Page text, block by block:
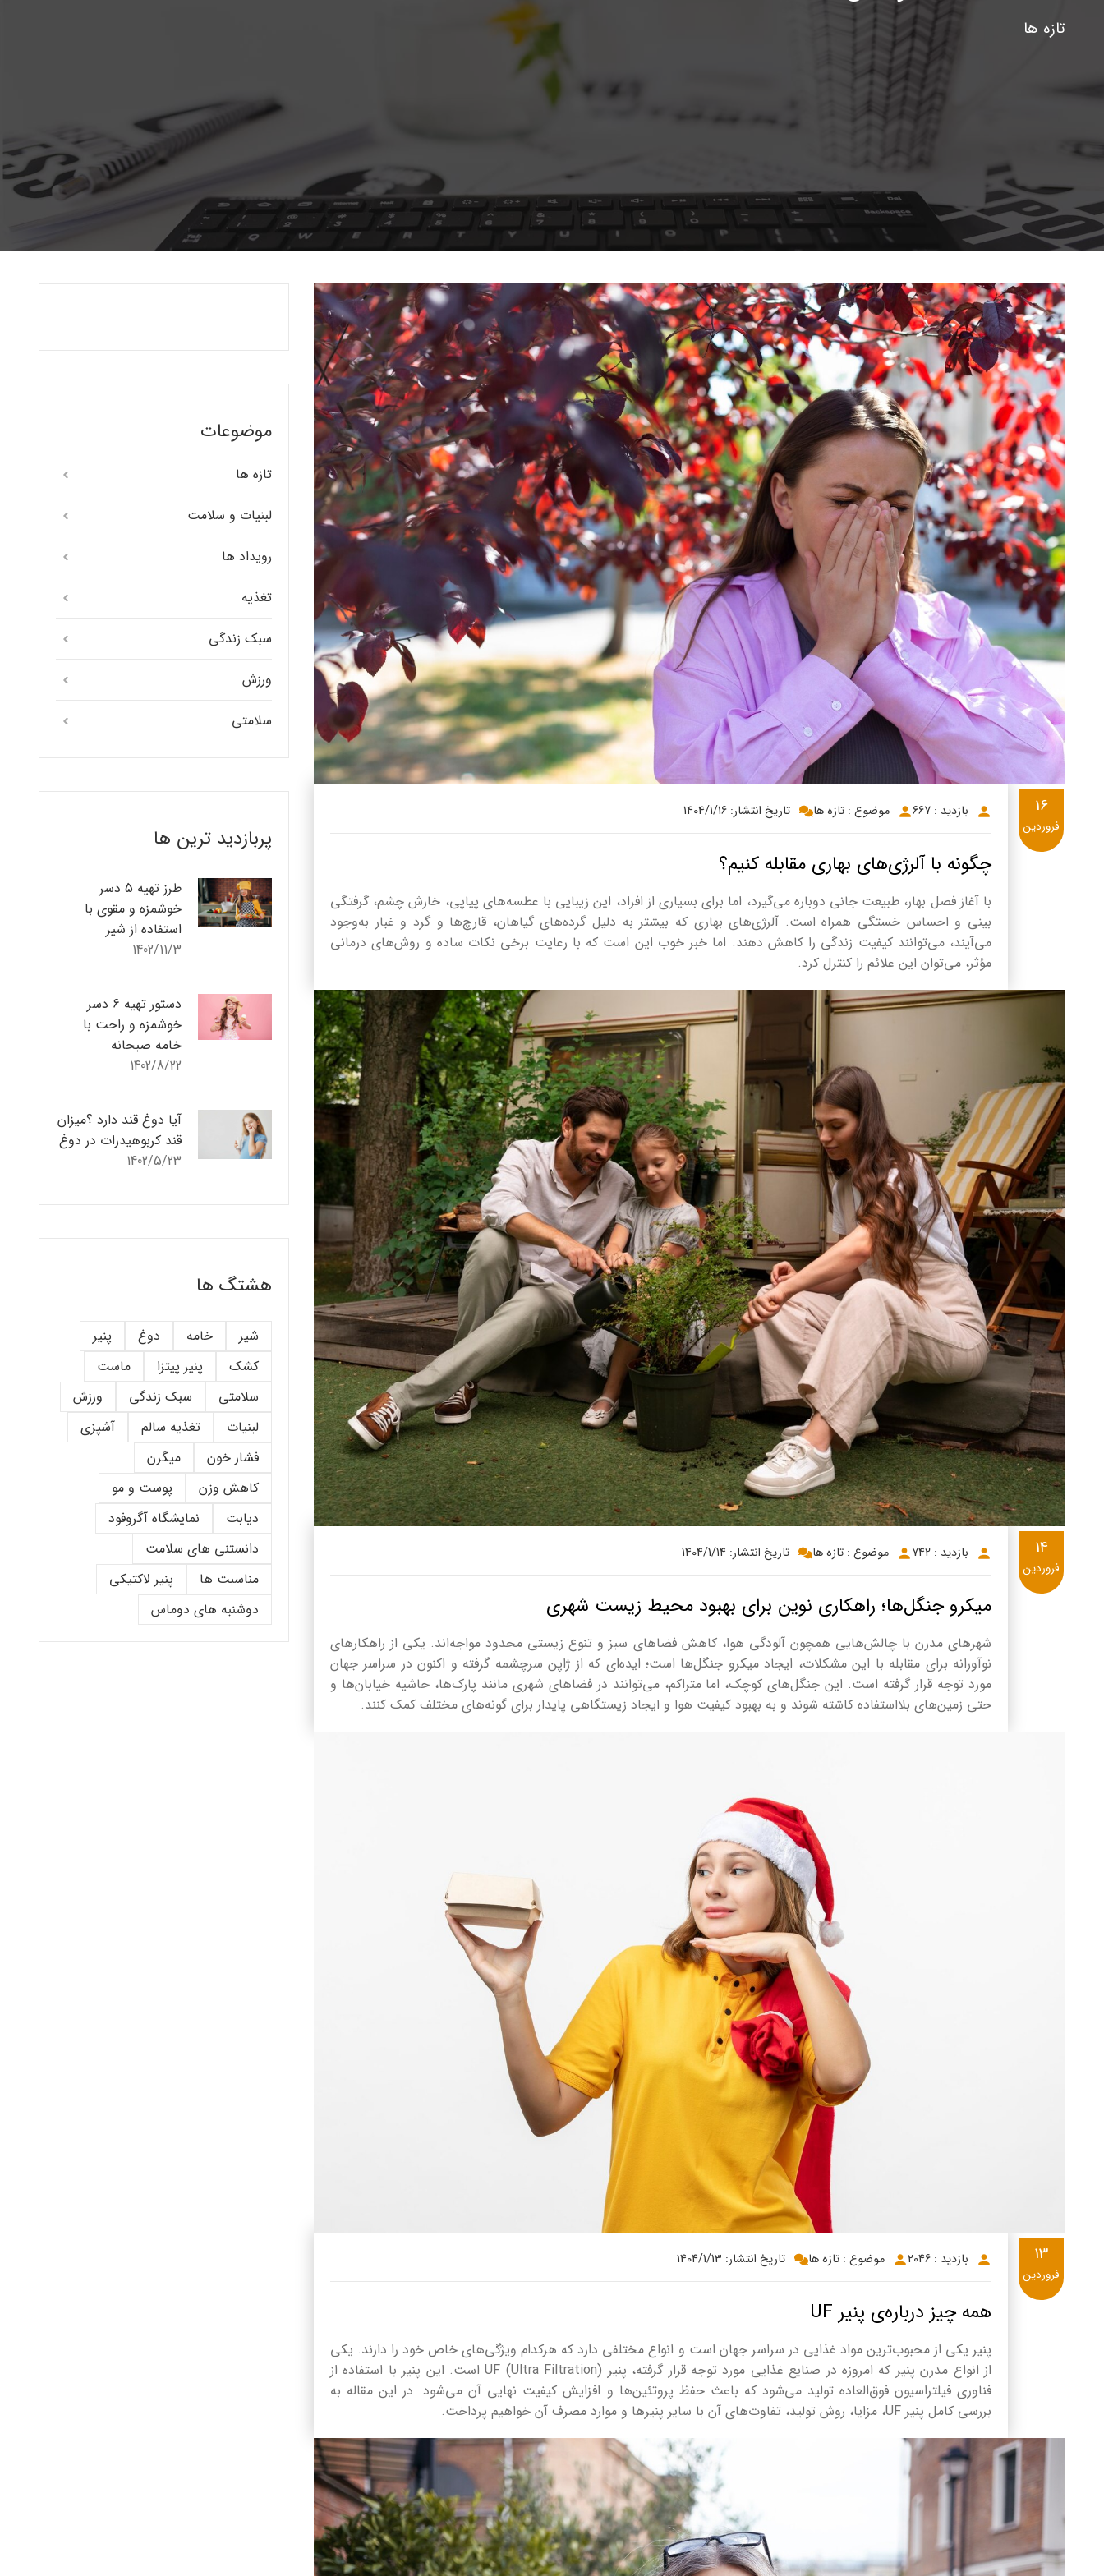
Arabic
Turkish
تازه ها
بازدید : 667 موضوع : تازه ها تاریخ انتشار: 1404/1/16
چگونه با آلرژی‌های بهاری مقابله کنیم؟
با آغاز فصل بهار، طبیعت جانی دوباره می‌گیرد، اما برای بسیاری از افراد، این زیبایی با عطسه‌های پیاپی، خارش چشم، گرفتگی
بینی و احساس خستگی همراه است. آلرژی‌های بهاری که بیشتر به دلیل گرده‌های گیاهان، قارچ‌ها و گرد و غبار به‌وجود
می‌آیند، می‌توانند کیفیت زندگی را کاهش دهند. اما خبر خوب این است که با رعایت برخی نکات ساده و روش‌های درمانی
مؤثر، می‌توان این علائم را کنترل کرد.
16
فروردین
بازدید : 742 موضوع : تازه ها تاریخ انتشار: 1404/1/14
میکرو جنگل‌ها؛ راهکاری نوین برای بهبود محیط زیست شهری
شهرهای مدرن با چالش‌هایی همچون آلودگی هوا، کاهش فضاهای سبز و تنوع زیستی محدود مواجه‌اند. یکی از راهکارهای
نوآورانه برای مقابله با این مشکلات، ایجاد میکرو جنگل‌ها است؛ ایده‌ای که از ژاپن سرچشمه گرفته و اکنون در سراسر جهان
مورد توجه قرار گرفته است. این جنگل‌های کوچک، اما متراکم، می‌توانند در فضاهای شهری مانند پارک‌ها، حاشیه خیابان‌ها و
حتی زمین‌های بلااستفاده کاشته شوند و به بهبود کیفیت هوا و ایجاد زیستگاهی پایدار برای گونه‌های مختلف کمک کنند.
14
فروردین
بازدید : 2046 موضوع : تازه ها تاریخ انتشار: 1404/1/13
همه چیز درباره‌ی پنیر UF
پنیر یکی از محبوب‌ترین مواد غذایی در سراسر جهان است و انواع مختلفی دارد که هرکدام ویژگی‌های خاص خود را دارند. یکی
از انواع مدرن پنیر که امروزه در صنایع غذایی مورد توجه قرار گرفته، پنیر UF (Ultra Filtration) است. این پنیر با استفاده از
فناوری فیلتراسیون فوق‌العاده تولید می‌شود که باعث حفظ پروتئین‌ها و افزایش کیفیت نهایی آن می‌شود. در این مقاله به
بررسی کامل پنیر UF، مزایا، روش تولید، تفاوت‌های آن با سایر پنیرها و موارد مصرف آن خواهیم پرداخت.
13
فروردین
موضوعات
تازه ها
لبنیات و سلامت
رویداد ها
تغذیه
سبک زندگی
ورزش
سلامتی
پربازدید ترین ها
طرز تهیه 5 دسر
خوشمزه و مقوی با
استفاده از شیر
1402/11/3
دستور تهیه 6 دسر
خوشمزه و راحت با
خامه صبحانه
1402/8/22
آیا دوغ قند دارد ؟میزان
قند کربوهیدرات در دوغ
1402/5/23
هشتگ ها
شیر خامه دوغ
پنیر
کشک
پنیر پیتزا
ماست
سلامتی
سبک زندگی
ورزش
لبنیات
تغذیه سالم
آشپزی
فشار خون
میگرن
کاهش وزن
پوست و مو
دیابت
نمایشگاه آگروفود
دانستنی های سلامت
مناسبت ها
پنیر لاکتیکی
دوشنبه های دوماس